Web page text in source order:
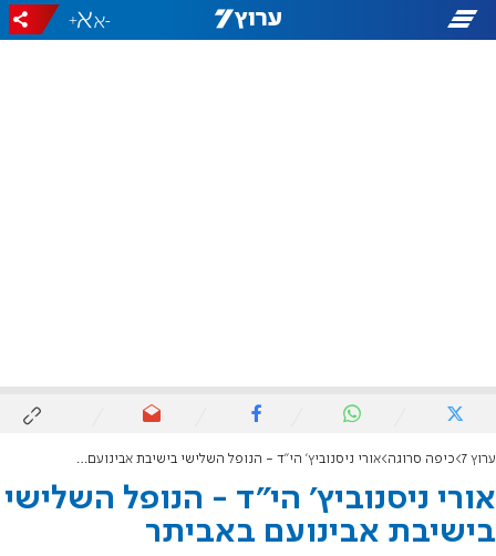
-
+
ערוץ 7 כיפה סרוגה אורי ניסנוביץ' הי"ד - הנופל השלישי בישיבת אבינועם באביתר
אורי ניסנוביץ' הי"ד - הנופל השלישי
בישיבת אבינועם באביתר